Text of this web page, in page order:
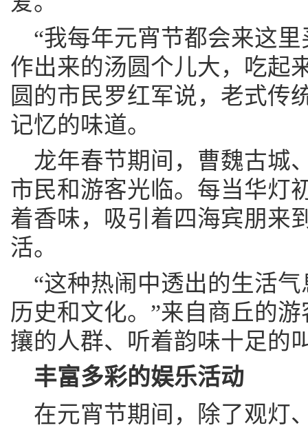
“我每年元宵节都会来这
作出来的汤圆个儿大，吃起
圆的市民罗红军说，老式传
记忆的味道。
龙年春节期间，曹魏古城
市民和游客光临。每当华灯
着香味，吸引着四海宾朋来
活。
“这种热闹中透出的生活
历史和文化。”来自商丘的
攘的人群、听着韵味十足的
丰富多彩的娱乐活动
在元宵节期间，除了观灯